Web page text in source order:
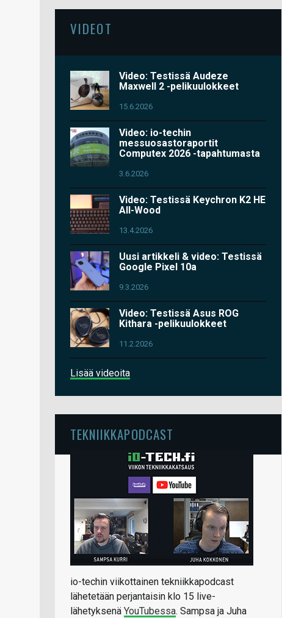
VIDEOT
Video: Testissä Audeze
Maxwell 2 -pelikuulokkeet
15.6.2026
Video: io-techin
messuosastoraportit
Computex 2026 -tapahtumasta
3.6.2026
Video: Testissä Keychron K2 HE
All-Wood
13.4.2026
Uusi artikkeli & video: Testissä
Google Pixel 10a
9.3.2026
Video: Testissä Asus ROG
Kithara -pelikuulokkeet
11.2.2026
Lisää videoita
TEKNIIKKAPODCAST
io-techin viikottainen tekniikkapodcast
lähetetään perjantaisin klo 15 live-
lähetyksenä YouTubessa. Sampsa ja Juha